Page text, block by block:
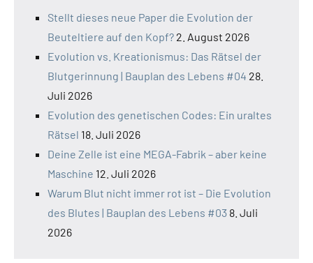
Stellt dieses neue Paper die Evolution der
Beuteltiere auf den Kopf? 2. August 2026
Evolution vs. Kreationismus: Das Rätsel der
Blutgerinnung | Bauplan des Lebens #04 28.
Juli 2026
Evolution des genetischen Codes: Ein uraltes
Rätsel 18. Juli 2026
Deine Zelle ist eine MEGA-Fabrik – aber keine
Maschine 12. Juli 2026
Warum Blut nicht immer rot ist – Die Evolution
des Blutes | Bauplan des Lebens #03 8. Juli
2026